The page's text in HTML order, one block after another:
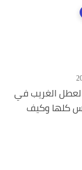
الغريب في
كلها وكيف